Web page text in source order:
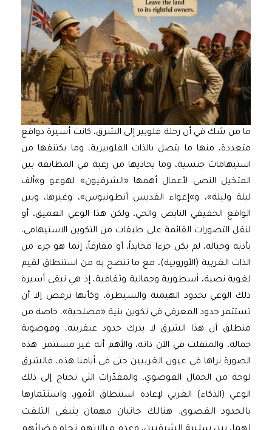
ما من شك في أن رحلة فلوبير إلى الشرق، كانت أسيرة دوافع
متعددة، منها ما يتصل بالذات الفلوبيرية، وما يكتنفها من
استيهامات جنسية، وما يحاذيها من رغبة في المطابقة بين
المتخيل النصي لأعمال أهمها «الشرقيون» لهوغو و»ألف
ليلة وليلة»، و»إغواء القديس أنطونيوس»، وغيرها، وبين
الواقع الحقيقي النابض والحي، ولكن هذا الوعي العميق، أو
لنقل التصورات القائمة على طبقات من التكوين الاستيهامي،
بأدبه وخياله، لم يكن جزءا محايداً، أو مفارقاً، إنما هو جزء من
الذات الغربية (الأوروبية)، مع ما تنضح به من استنطاق لقيم
لغوية نصية، أسطورية وجمالية وثقافية، إذ هي تبقى أسيرة
ذلك الوعي بحدود الهيمنة والسيطرة، وكأنها ترفض إلا أن
تستثمر حدود المعرفي في تكوين بنية «مصلحية»، خاصة من
منطلق أن هذا الشرق لا يدرك حدود عبقريته، وفوضوية
جماله، والمنفلت في الآن ذاته، والأهم أنه غير مستثمر. هذه
الصورة نراها في عيون الغربيين حتى في أيامنا هذه، فالشرق
لوحة من الجمال الفوضوي، والمقدّرات التي تحتاج إلى ذلك
الوعي (الذكاء) الغربي لإعادة استنطاق الأمور، واستثمارها
بالحدود القصوى. هنالك جانبان مهمان ينبغي التلفت